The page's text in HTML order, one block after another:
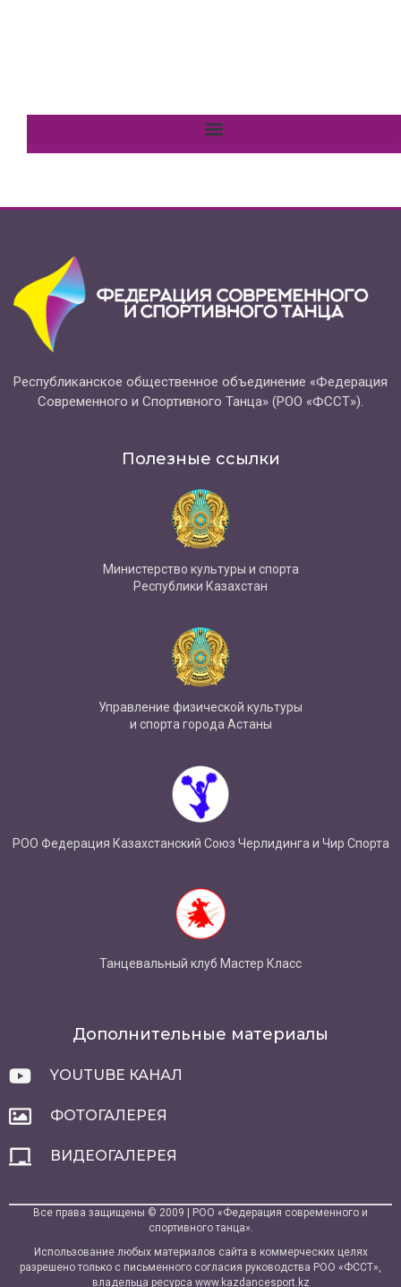
Республиканское общественное объединение «Федерация
Современного и Спортивного Танца» (РОО «ФССТ»).
Полезные ссылки
Министерство культуры и спорта
Республики Казахстан
Управление физической культуры
и спорта города Астаны
РОО Федерация Казахстанский Союз Черлидинга и Чир Спорта
Танцевальный клуб Мастер Класс
Дополнительные материалы
YOUTUBE КАНАЛ
ФОТОГАЛЕРЕЯ
ВИДЕОГАЛЕРЕЯ
Все права защищены © 2009 | РОО «Федерация современного и
спортивного танца».
Использование любых материалов сайта в коммерческих целях
разрешено только с письменного согласия руководства РОО «ФССТ»,
владельца ресурса www.kazdancesport.kz